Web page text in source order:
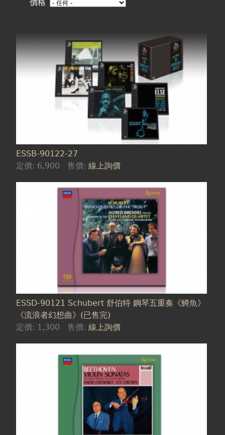
價格
ESSB-90122-27
定價: 6,900 售價:線上詢價
ESSD-90121 Schubert 舒伯特 鋼琴五重奏《鱒魚》
《流浪者幻想曲》(已售完)
定價: 1,300 售價:線上詢價
頁